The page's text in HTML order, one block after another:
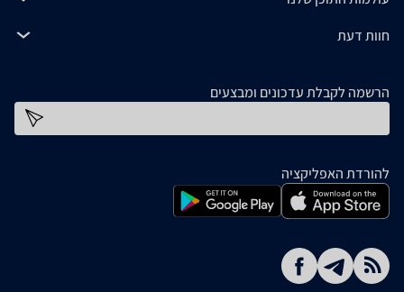
חוות דעת
הרשמה לקבלת עדכונים ומבצעים
להורדת האפליקציה